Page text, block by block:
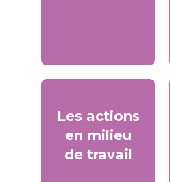
Les actions
en milieu
de travail